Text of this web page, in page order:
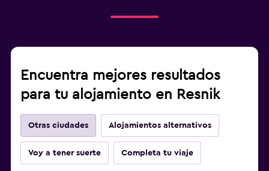
Encuentra mejores resultados
para tu alojamiento en Resnik
Otras ciudades Alojamientos alternativos
Voy a tener suerte Completa tu viaje